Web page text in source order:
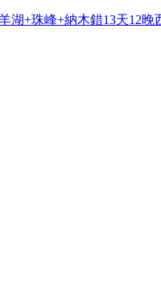
湖+珠峰+納木錯13天12晚